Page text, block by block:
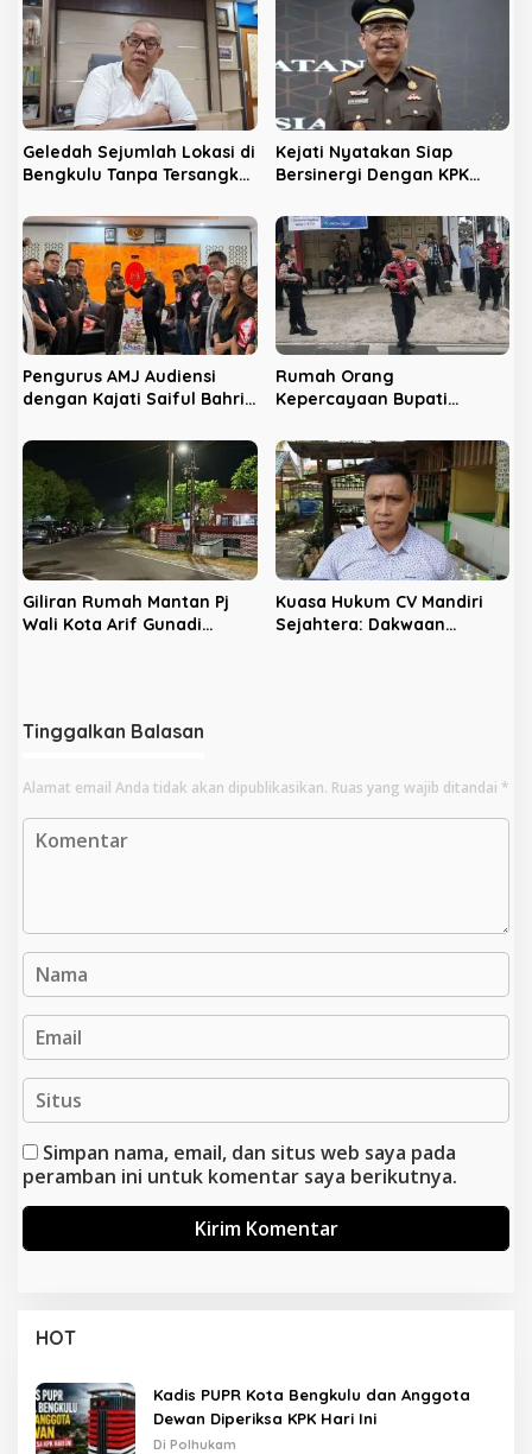
s
i
p
o
s
Geledah Sejumlah Lokasi di
Bengkulu Tanpa Tersangka,
Kejati Nyatakan Siap
Bersinergi Dengan KPK
Bengkulu
Pengurus AMJ Audiensi
dengan Kajati Saiful Bahri
Rumah Orang
Kepercayaan Bupati
Digeledah KPK
Giliran Rumah Mantan Pj
Wali Kota Arif Gunadi
Kuasa Hukum CV Mandiri
Sejahtera: Dakwaan
Tinggalkan Balasan
Alamat email Anda tidak akan dipublikasikan. Ruas yang wajib ditandai *
Simpan nama, email, dan situs web saya pada
peramban ini untuk komentar saya berikutnya.
HOT
Kadis PUPR Kota Bengkulu dan Anggota
Dewan Diperiksa KPK Hari Ini
Di Polhukam